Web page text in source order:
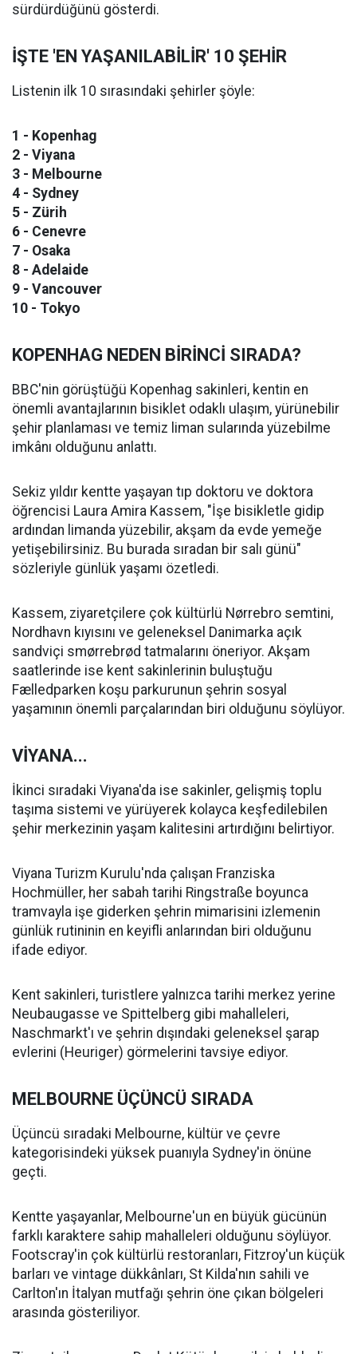
sürdürdüğünü gösterdi.
İŞTE 'EN YAŞANILABİLİR' 10 ŞEHİR
Listenin ilk 10 sırasındaki şehirler şöyle:
1 - Kopenhag
2 - Viyana
3 - Melbourne
4 - Sydney
5 - Zürih
6 - Cenevre
7 - Osaka
8 - Adelaide
9 - Vancouver
10 - Tokyo
KOPENHAG NEDEN BİRİNCİ SIRADA?
BBC'nin görüştüğü Kopenhag sakinleri, kentin en
önemli avantajlarının bisiklet odaklı ulaşım, yürünebilir
şehir planlaması ve temiz liman sularında yüzebilme
imkânı olduğunu anlattı.
Sekiz yıldır kentte yaşayan tıp doktoru ve doktora
öğrencisi Laura Amira Kassem, "İşe bisikletle gidip
ardından limanda yüzebilir, akşam da evde yemeğe
yetişebilirsiniz. Bu burada sıradan bir salı günü"
sözleriyle günlük yaşamı özetledi.
Kassem, ziyaretçilere çok kültürlü Nørrebro semtini,
Nordhavn kıyısını ve geleneksel Danimarka açık
sandviçi smørrebrød tatmalarını öneriyor. Akşam
saatlerinde ise kent sakinlerinin buluştuğu
Fælledparken koşu parkurunun şehrin sosyal
yaşamının önemli parçalarından biri olduğunu söylüyor.
VİYANA...
İkinci sıradaki Viyana'da ise sakinler, gelişmiş toplu
taşıma sistemi ve yürüyerek kolayca keşfedilebilen
şehir merkezinin yaşam kalitesini artırdığını belirtiyor.
Viyana Turizm Kurulu'nda çalışan Franziska
Hochmüller, her sabah tarihi Ringstraße boyunca
tramvayla işe giderken şehrin mimarisini izlemenin
günlük rutininin en keyifli anlarından biri olduğunu
ifade ediyor.
Kent sakinleri, turistlere yalnızca tarihi merkez yerine
Neubaugasse ve Spittelberg gibi mahalleleri,
Naschmarkt'ı ve şehrin dışındaki geleneksel şarap
evlerini (Heuriger) görmelerini tavsiye ediyor.
MELBOURNE ÜÇÜNCÜ SIRADA
Üçüncü sıradaki Melbourne, kültür ve çevre
kategorisindeki yüksek puanıyla Sydney'in önüne
geçti.
Kentte yaşayanlar, Melbourne'un en büyük gücünün
farklı karaktere sahip mahalleleri olduğunu söylüyor.
Footscray'in çok kültürlü restoranları, Fitzroy'un küçük
barları ve vintage dükkânları, St Kilda'nın sahili ve
Carlton'ın İtalyan mutfağı şehrin öne çıkan bölgeleri
arasında gösteriliyor.